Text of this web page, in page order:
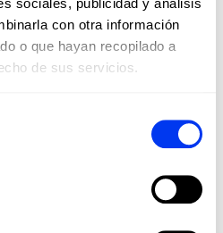
con otra información
o que hayan recopilado a
de sus servicios.